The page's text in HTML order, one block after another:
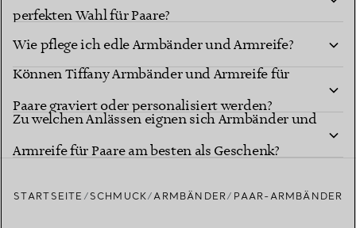
perfekten Wahl für Paare?
Wie pflege ich edle Armbänder und Armreife?
Können Tiffany Armbänder und Armreife für
Paare graviert oder personalisiert werden?
Zu welchen Anlässen eignen sich Armbänder und
Armreife für Paare am besten als Geschenk?
STARTSEITE SCHMUCK ARMBÄNDER PAAR-ARMBÄNDER